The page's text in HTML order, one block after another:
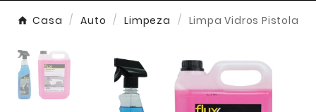
Casa Auto Limpeza Limpa Vidros Pistola